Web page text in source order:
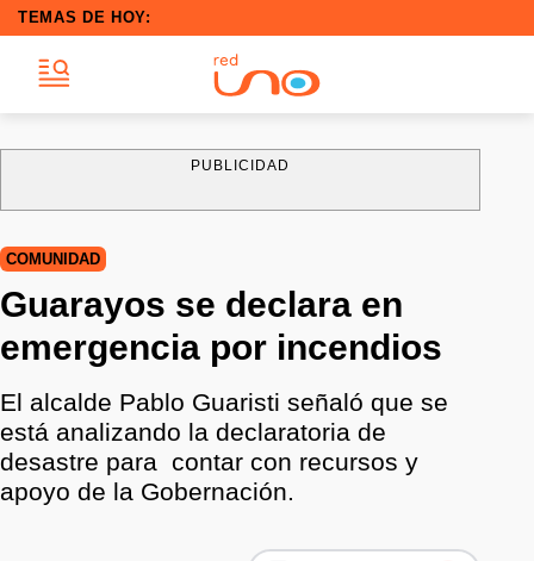
TEMAS DE HOY:
PUBLICIDAD
COMUNIDAD
Guarayos se declara en
emergencia por incendios
El alcalde Pablo Guaristi señaló que se
está analizando la declaratoria de
desastre para contar con recursos y
apoyo de la Gobernación.